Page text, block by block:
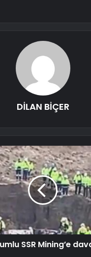
DİLAN BİÇER
SSR Mining’e